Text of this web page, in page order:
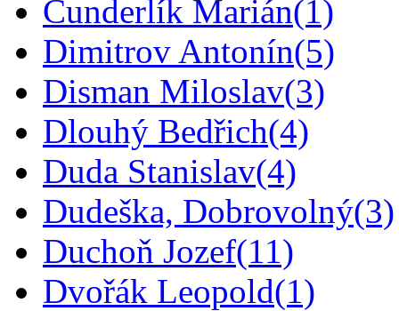
Čunderlík Marián(1)
Dimitrov Antonín(5)
Disman Miloslav(3)
Dlouhý Bedřich(4)
Duda Stanislav(4)
Dudeška, Dobrovolný(3)
Duchoň Jozef(11)
Dvořák Leopold(1)